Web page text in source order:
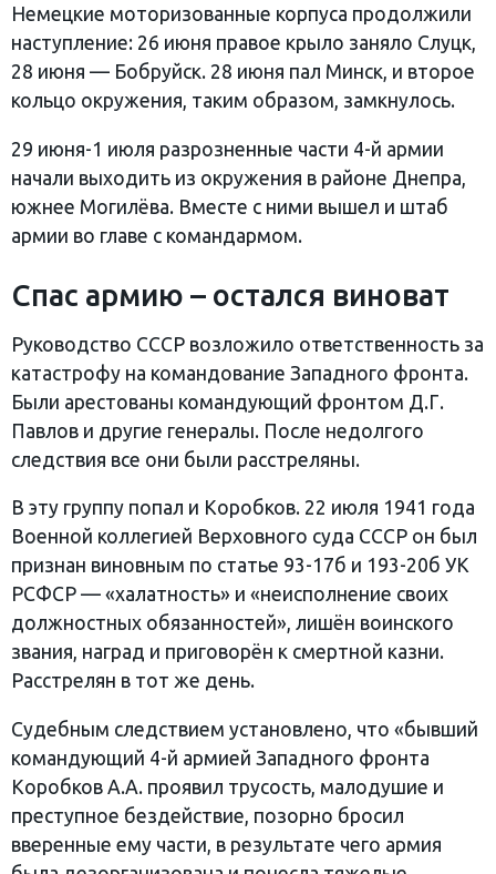
Немецкие моторизованные корпуса продолжили
наступление: 26 июня правое крыло заняло Слуцк,
28 июня — Бобруйск. 28 июня пал Минск, и второе
кольцо окружения, таким образом, замкнулось.
29 июня-1 июля разрозненные части 4-й армии
начали выходить из окружения в районе Днепра,
южнее Могилёва. Вместе с ними вышел и штаб
армии во главе с командармом.
Спас армию – остался виноват
Руководство СССР возложило ответственность за
катастрофу на командование Западного фронта.
Были арестованы командующий фронтом Д.Г.
Павлов и другие генералы. После недолгого
следствия все они были расстреляны.
В эту группу попал и Коробков. 22 июля 1941 года
Военной коллегией Верховного суда СССР он был
признан виновным по статье 93-17б и 193-20б УК
РСФСР — «халатность» и «неисполнение своих
должностных обязанностей», лишён воинского
звания, наград и приговорён к смертной казни.
Расстрелян в тот же день.
Судебным следствием установлено, что «бывший
командующий 4-й армией Западного фронта
Коробков А.А. проявил трусость, малодушие и
преступное бездействие, позорно бросил
вверенные ему части, в результате чего армия